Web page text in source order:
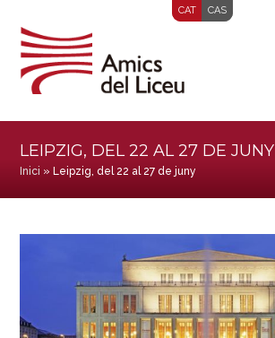
CAT CAS
LEIPZIG, DEL 22 AL 27 DE JUNY
Inici » Leipzig, del 22 al 27 de juny